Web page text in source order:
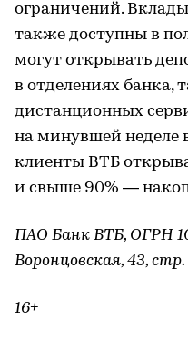
ограничений.
также доступны в
могут открывать
в отделениях банка,
дистанционных
на минувшей неделе
клиенты ВТБ
и свыше 90% —
ПАО Банк ВТБ, ОГРН
Воронцовская, 43, стр.
16+